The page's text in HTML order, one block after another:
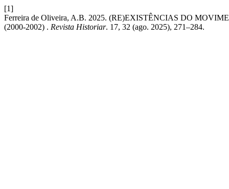
[1]
Ferreira de Oliveira, A.B. 2025. (RE)EXISTÊNCIAS DO
(2000-2002) . Revista Historiar. 17, 32 (ago. 2025), 271–284.